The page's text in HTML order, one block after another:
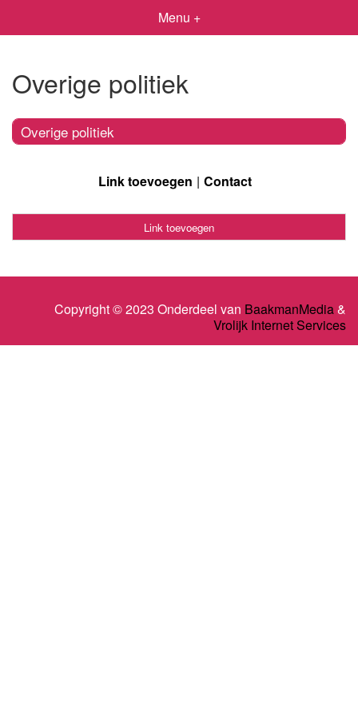
Menu +
Overige politiek
Overige politiek
Link toevoegen Contact
Link toevoegen
Copyright © 2023 Onderdeel van BaakmanMedia&
Vrolijk Internet Services